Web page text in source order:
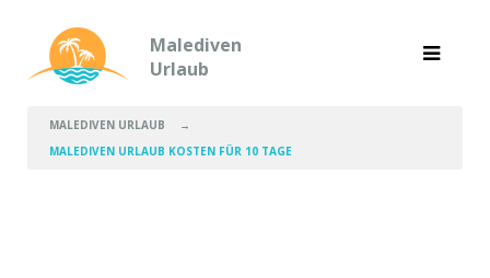
Malediven
Urlaub
MALEDIVEN URLAUB
→
MALEDIVEN URLAUB KOSTEN FÜR 10 TAGE